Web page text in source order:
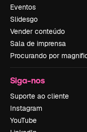
Eventos
Slidesgo
Vender conteúdo
Sala de imprensa
Procurando por
Siga-nos
Suporte ao cliente
Instagram
YouTube